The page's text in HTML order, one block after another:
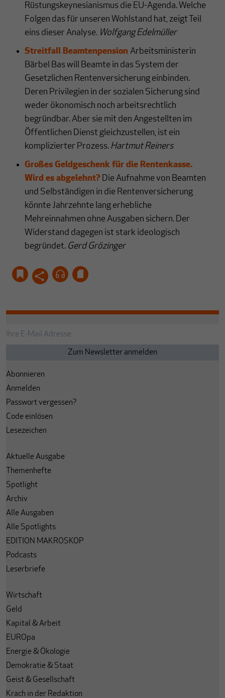
Rüstungskeynesianismus die EU-Agenda. Welche
Folgen das für unseren Wohlstand hat, zeigt Teil
eins dieser Analyse. Wolfgang Edelmüller
Streitfall Beamtenpension Arbeitsministerin
Bärbel Bas will Beamte in das System der
Gesetzlichen Rentenversicherung einbinden.
Deren Privilegien in der sozialen Sicherung sind
weder ökonomisch noch arbeitsrechtlich
begründbar. Aber sie mit den Angestellten im
Öffentlichen Dienst gleichzustellen, ist ein
komplizierter Prozess. Hartmut Reiners
Großes Geldgeschenk für die Rentenkasse.
Wird es abgelehnt? Die Aufnahme von Beamten
und Selbständigen in die Rentenversicherung
könnte Jahrzehnte lang erhebliche
Mehreinnahmen ohne Ausgaben sichern. Der
Widerstand dagegen ist stark ideologisch
begründet. Gerd Grözinger
Abonnieren
Anmelden
Passwort vergessen?
Code einlösen
Lesezeichen
Aktuelle Ausgabe
Themenhefte
Spotlight
Archiv
Alle Ausgaben
Alle Spotlights
EDITION MAKROSKOP
Podcasts
Leserbriefe
Wirtschaft
Geld
Kapital & Arbeit
EUROpa
Energie & Ökologie
Demokratie & Staat
Geist & Gesellschaft
Krach in der Redaktion